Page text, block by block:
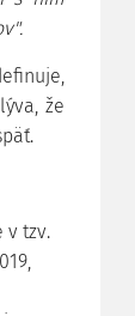
že
v tzv.